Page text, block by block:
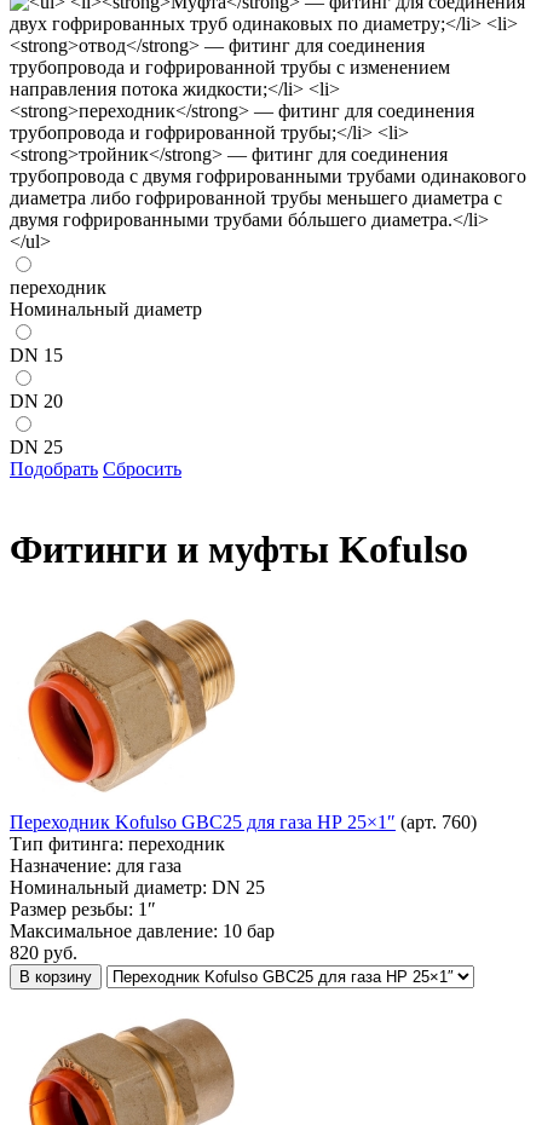
переходник
Номинальный диаметр
DN 15
DN 20
DN 25
Подобрать Сбросить
Фитинги и муфты Kofulso
Переходник Kofulso GBC25 для газа НР 25×1″ (арт. 760)
Тип фитинга: переходник
Назначение: для газа
Номинальный диаметр: DN 25
Размер резьбы: 1″
Максимальное давление: 10 бар
820 руб.
В корзину